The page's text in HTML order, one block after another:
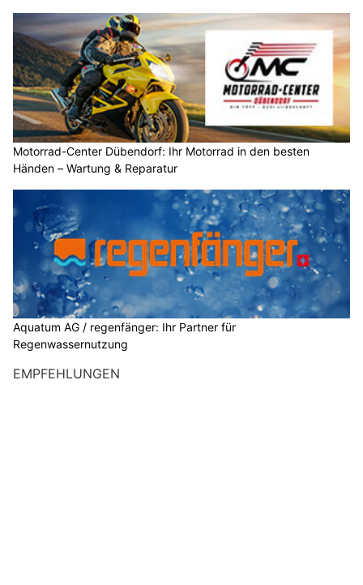
Motorrad-Center Dübendorf: Ihr Motorrad in den besten
Händen – Wartung & Reparatur
Aquatum AG / regenfänger: Ihr Partner für
Regenwassernutzung
EMPFEHLUNGEN